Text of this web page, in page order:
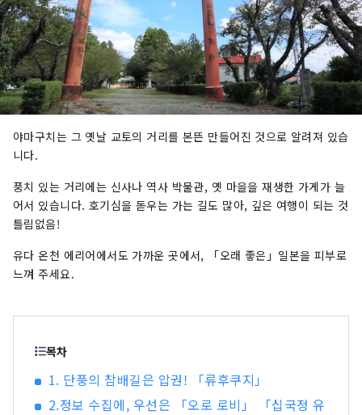
야마구치는 그 옛날 교토의 거리를 본뜬 만들어진 것으로 알려져 있습
니다.
풍치 있는 거리에는 신사나 역사 박물관, 옛 마을을 재생한 가게가 늘
어서 있습니다. 호기심을 돋우는 가는 길도 많아, 깊은 여행이 되는 것
틀림없음!
유다 온천 에리어에서도 가까운 곳에서, 「오래 좋은」일본을 피부로
느껴 주세요.
목차
1. 단풍의 참배길은 압권! 「류후쿠지」
2.정보 수집에, 우선은 「오로 로비」 「십국정 유